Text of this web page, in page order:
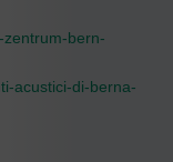
zentrum-bern-
acustici-di-berna-